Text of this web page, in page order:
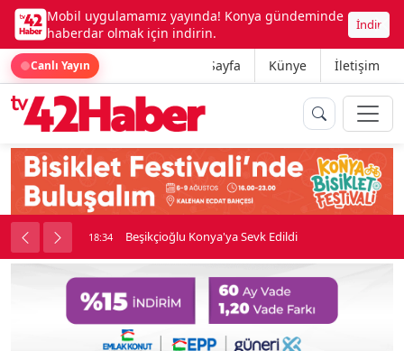
Mobil uygulamamız yayında! Konya gündeminde
haberdar olmak için indirin.
İndir
Canlı Yayın Ana Sayfa Künye İletişim
girdi 18:34 Beşikçioğlu Konya'ya Sevk Edildi